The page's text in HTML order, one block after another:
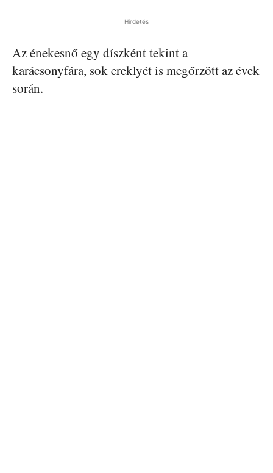
Hirdetés
Az énekesnő egy díszként tekint a
karácsonyfára, sok ereklyét is megőrzött az évek
során.